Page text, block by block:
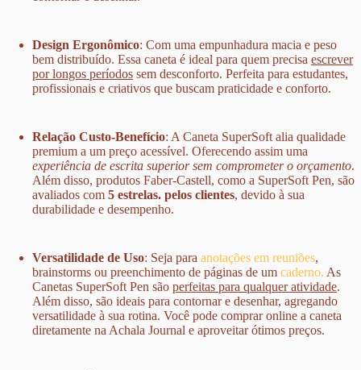
Design Ergonômico: Com uma empunhadura macia e peso
bem distribuído. Essa caneta é ideal para quem precisa escrever
por longos períodos sem desconforto. Perfeita para estudantes,
profissionais e criativos que buscam praticidade e conforto.
Relação Custo-Benefício: A Caneta SuperSoft alia qualidade
premium a um preço acessível. Oferecendo assim uma
experiência de escrita superior sem comprometer o orçamento.
Além disso, produtos Faber-Castell, como a SuperSoft Pen, são
avaliados com 5 estrelas. pelos clientes, devido à sua
durabilidade e desempenho.
Versatilidade de Uso: Seja para anotações em reuniões,
brainstorms ou preenchimento de páginas de um caderno. As
Canetas SuperSoft Pen são perfeitas para qualquer atividade.
Além disso, são ideais para contornar e desenhar, agregando
versatilidade à sua rotina. Você pode comprar online a caneta
diretamente na Achala Journal e aproveitarótimos preços.